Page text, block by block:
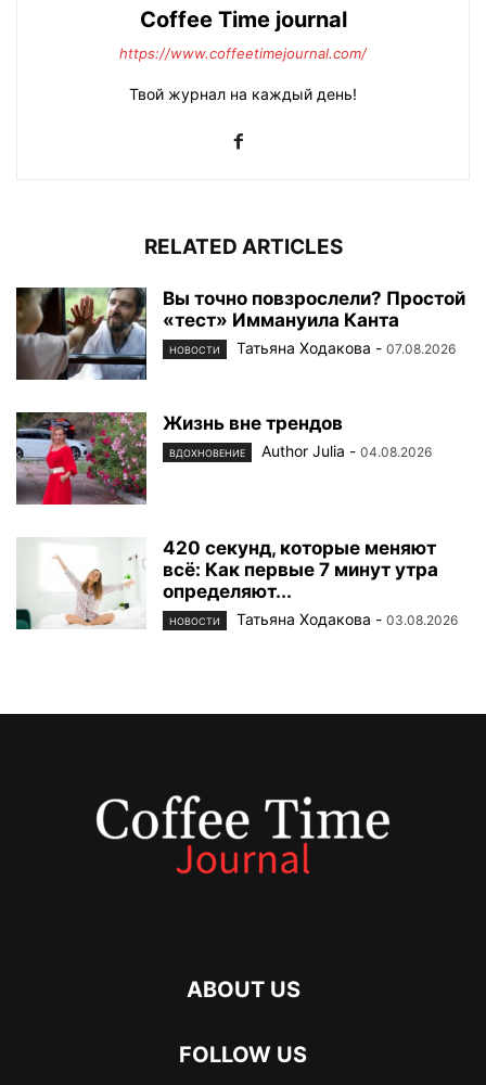
Coffee Time journal
https://www.coffeetimejournal.com/
Твой журнал на каждый день!
RELATED ARTICLES
Вы точно повзрослели? Простой
«тест» Иммануила Канта
НОВОСТИ Татьяна Ходакова - 07.08.2026
Жизнь вне трендов
ВДОХНОВЕНИЕ Author Julia - 04.08.2026
420 секунд, которые меняют
всё: Как первые 7 минут утра
определяют...
НОВОСТИ Татьяна Ходакова - 03.08.2026
ABOUT US
FOLLOW US